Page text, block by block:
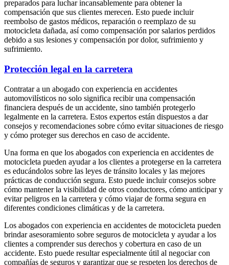
preparados para luchar incansablemente para obtener la
compensación que sus clientes merecen. Esto puede incluir
reembolso de gastos médicos, reparación o reemplazo de su
motocicleta dañada, así como compensación por salarios perdidos
debido a sus lesiones y compensación por dolor, sufrimiento y
sufrimiento.
Protección legal en la carretera
Contratar a un abogado con experiencia en accidentes
automovilísticos no solo significa recibir una compensación
financiera después de un accidente, sino también protegerlo
legalmente en la carretera. Estos expertos están dispuestos a dar
consejos y recomendaciones sobre cómo evitar situaciones de riesgo
y cómo proteger sus derechos en caso de accidente.
Una forma en que los abogados con experiencia en accidentes de
motocicleta pueden ayudar a los clientes a protegerse en la carretera
es educándolos sobre las leyes de tránsito locales y las mejores
prácticas de conducción segura. Esto puede incluir consejos sobre
cómo mantener la visibilidad de otros conductores, cómo anticipar y
evitar peligros en la carretera y cómo viajar de forma segura en
diferentes condiciones climáticas y de la carretera.
Los abogados con experiencia en accidentes de motocicleta pueden
brindar asesoramiento sobre seguros de motocicleta y ayudar a los
clientes a comprender sus derechos y cobertura en caso de un
accidente. Esto puede resultar especialmente útil al negociar con
compañías de seguros y garantizar que se respeten los derechos de